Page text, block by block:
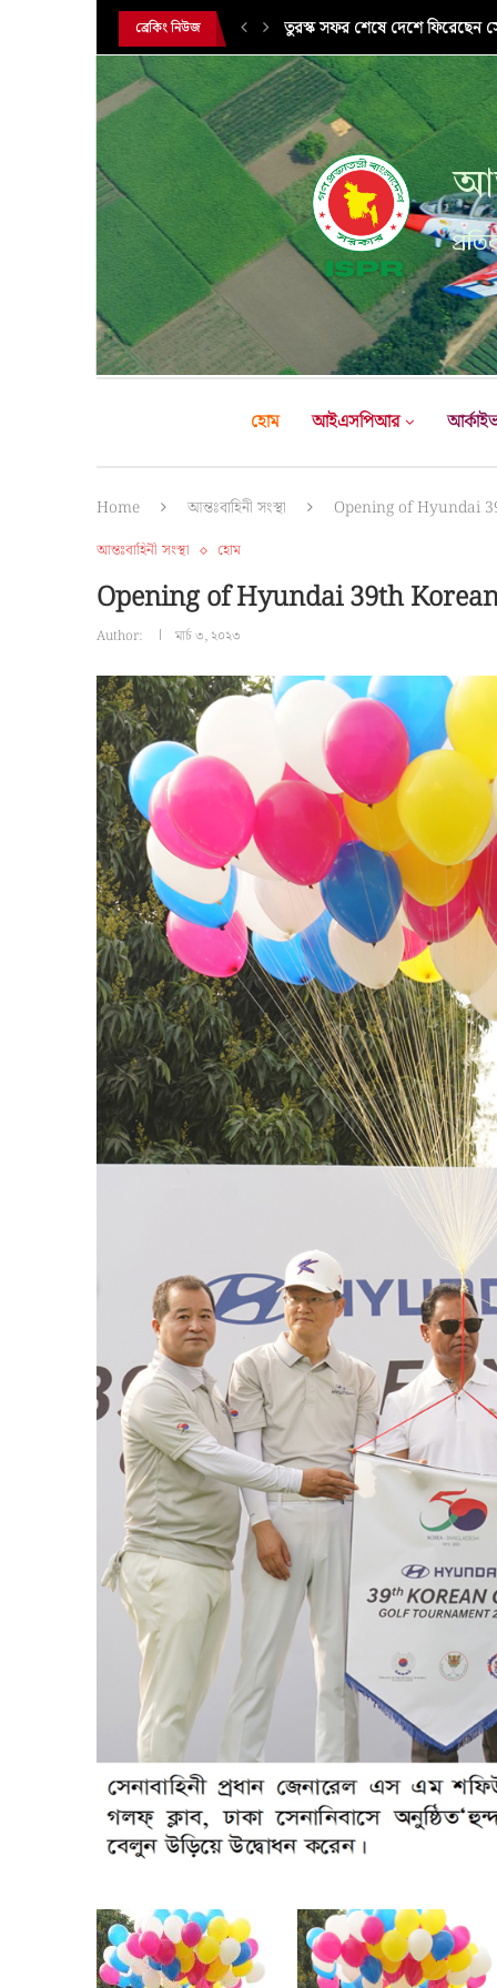
ব্রেকিং নিউজ
সরকারি সফরে তুরস্ক গমন করলেন
হোম আইএসপিআর
Home আন্তঃবাহিনী সংস্থা Opening of Hyundai
আন্তঃবাহিনী সংস্থা হোম
Opening of Hyundai 39th
Author: মার্চ ৩, ২০২৩